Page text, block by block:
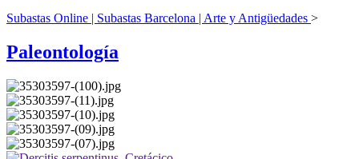
Subastas Online | Subastas Barcelona | Arte y Antigüedades >
Paleontología